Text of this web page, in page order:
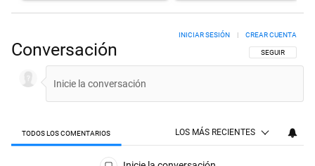
Conversación SIGA ESTA
SEGUIR
INICIAR SESIÓN CREAR CUENTA
TODOS LOS COMENTARIOS LOS MÁS RECIENTES
Todos los comentarios